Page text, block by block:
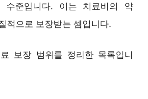
준입니다. 이는 치료비의 약
적으로 보장받는 셈입니다.
보장 범위를 정리한 목록입니